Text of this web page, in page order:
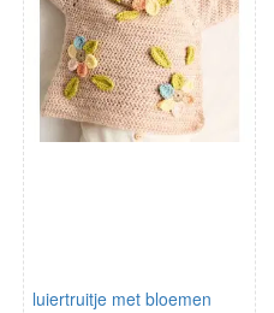
luiertruitje met bloemen